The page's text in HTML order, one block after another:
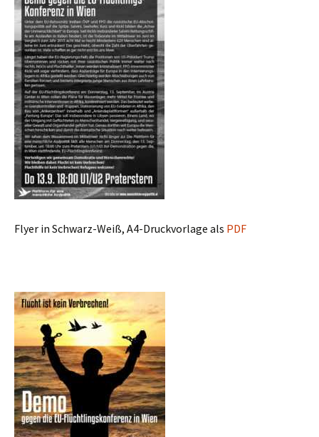
Flyer in Schwarz-Weiß, A4-Druckvorlage als PDF